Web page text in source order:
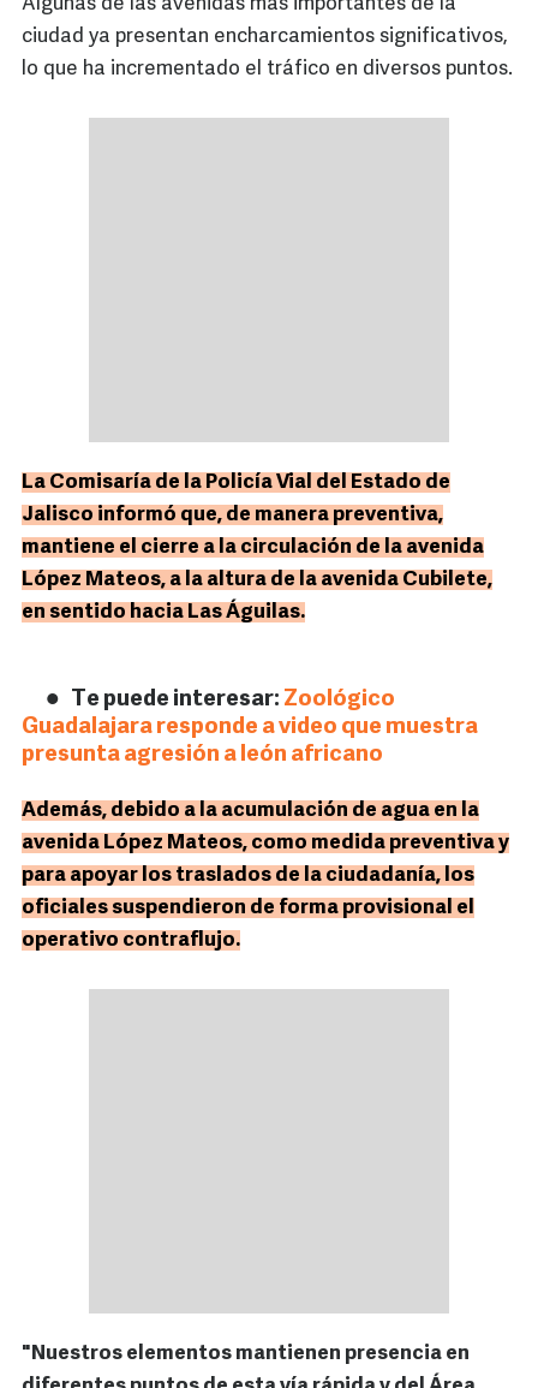
Algunas de las avenidas más importantes de la
ciudad ya presentan encharcamientos significativos,
lo que ha incrementado el tráfico en diversos puntos.
La Comisaría de la Policía Vial del Estado de
Jalisco informó que, de manera preventiva,
mantiene el cierre a la circulación de la avenida
López Mateos, a la altura de la avenida Cubilete,
en sentido hacia Las Águilas.
Te puede interesar: Zoológico
Guadalajara responde a video que muestra
presunta agresión a león africano
Además, debido a la acumulación de agua en la
avenida López Mateos, como medida preventiva y
para apoyar los traslados de la ciudadanía, los
oficiales suspendieron de forma provisional el
operativo contraflujo.
"Nuestros elementos mantienen presencia en